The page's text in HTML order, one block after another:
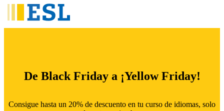
main
De Black Friday a ¡Yellow Friday!
Consigue hasta un 20% de descuento en tu curso de idiomas, solo